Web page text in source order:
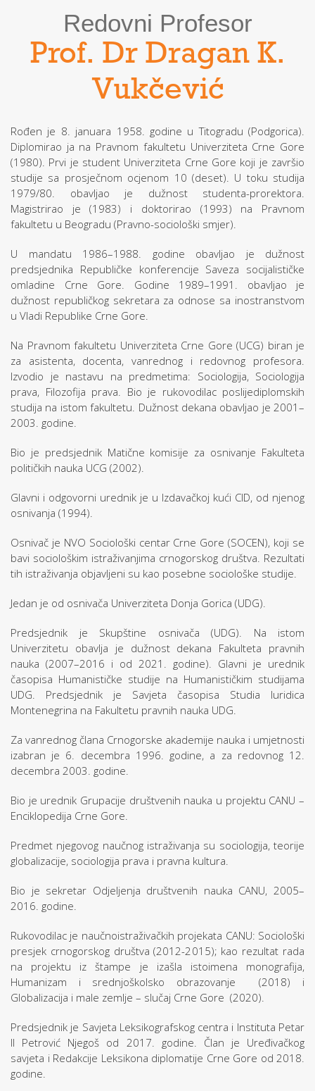
Redovni Profesor
Prof. Dr Dragan K.
Vukčević
Rođen je 8. januara 1958. godine u Titogradu (Podgorica).
Diplomirao ja na Pravnom fakultetu Univerziteta Crne Gore
(1980). Prvi je student Univerziteta Crne Gore koji je završio
studije sa prosječnom ocjenom 10 (deset). U toku studija
1979/80. obavljao je dužnost studenta-prorektora.
Magistrirao je (1983) i doktorirao (1993) na Pravnom
fakultetu u Beogradu (Pravno-sociološki smjer).
U mandatu 1986–1988. godine obavljao je dužnost
predsjednika Republičke konferencije Saveza socijalističke
omladine Crne Gore. Godine 1989–1991. obavljao je
dužnost republičkog sekretara za odnose sa inostranstvom
u Vladi Republike Crne Gore.
Na Pravnom fakultetu Univerziteta Crne Gore (UCG) biran je
za asistenta, docenta, vanrednog i redovnog profesora.
Izvodio je nastavu na predmetima: Sociologija, Sociologija
prava, Filozofija prava. Bio je rukovodilac poslijediplomskih
studija na istom fakultetu. Dužnost dekana obavljao je 2001–
2003. godine.
Bio je predsjednik Matične komisije za osnivanje Fakulteta
političkih nauka UCG (2002).
Glavni i odgovorni urednik je u Izdavačkoj kući CID, od njenog
osnivanja (1994).
Osnivač je NVO Sociološki centar Crne Gore (SOCEN), koji se
bavi sociološkim istraživanjima crnogorskog društva. Rezultati
tih istraživanja objavljeni su kao posebne sociološke studije.
Jedan je od osnivača Univerziteta Donja Gorica (UDG).
Predsjednik je Skupštine osnivača (UDG). Na istom
Univerzitetu obavlja je dužnost dekana Fakulteta pravnih
nauka (2007–2016 i od 2021. godine). Glavni je urednik
časopisa Humanističke studije na Humanističkim studijama
UDG. Predsjednik je Savjeta časopisa Studia Iuridica
Montenegrina na Fakultetu pravnih nauka UDG.
Za vanrednog člana Crnogorske akademije nauka i umjetnosti
izabran je 6. decembra 1996. godine, a za redovnog 12.
decembra 2003. godine.
Bio je urednik Grupacije društvenih nauka u projektu CANU –
Enciklopedija Crne Gore.
Predmet njegovog naučnog istraživanja su sociologija, teorije
globalizacije, sociologija prava i pravna kultura.
Bio je sekretar Odjeljenja društvenih nauka CANU, 2005–
2016. godine.
Rukovodilac je naučnoistraživačkih projekata CANU: Sociološki
presjek crnogorskog društva (2012-2015); kao rezultat rada
na projektu iz štampe je izašla istoimena monografija,
Humanizam i srednjoškolsko obrazovanje (2018) i
Globalizacija i male zemlje – slučaj Crne Gore (2020).
Predsjednik je Savjeta Leksikografskog centra i Instituta Petar
II Petrović Njegoš od 2017. godine. Član je Uređivačkog
savjeta i Redakcije Leksikona diplomatije Crne Gore od 2018.
godine.